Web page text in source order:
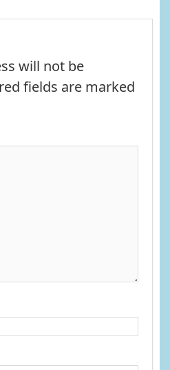
will not be
fields are marked